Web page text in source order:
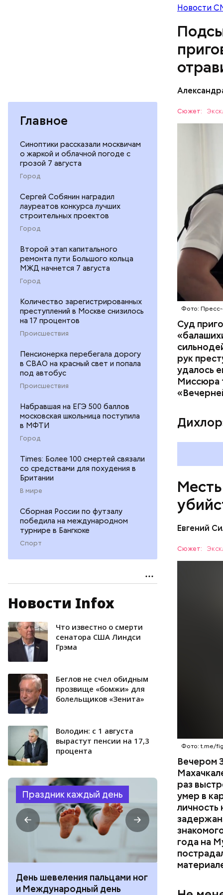
Главное
Синоптики рассказали москвичам
о жаркой и облачной погоде с
грозой 7 августа
Город
Сергей Собянин наградил
лауреатов конкурса лучших
строительных проектов
Город
Второй этап капитального
ремонта пути Большого кольца
МЖД начнется 7 августа
Город
Количество зарегистрированных
преступлений в Москве снизилось
на 17 процентов
Происшествия
Пенсионерка перебегала дорогу
в СВАО на красный свет и попала
под автобус
Происшествия
Набравшая на ЕГЭ 500 баллов
московская школьница поступила
в МФТИ
Город
Times: Более 100 смертей связали
со средствами для похудения в
Британии
В мире
Сборная России по футзалу
победила на международном
турнире в Бангкоке
Спорт
Новости Infox
Что известно о смерти
сенатора США Линдси
Грэма
Беглов не счел обидным
прозвище «бомжи» для
болельщиков «Зенита»
Володин: с 1 августа
вырастут пенсии на 17,3
процента
Праздник каждый день
День разглядывания
горизонта и День пьяного
День
Новости
Сюжет:
Фото: Пресс-
Суд
рук
удалось
Миссюра
Все
изъятой
Видео:
Евгений
Сюжет:
Фото: t.me/
Вечером
раз
умер в
года на
Вечером
жилого
менее
скорую
По
—
меры к